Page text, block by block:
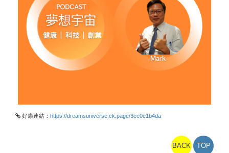
好康連結： https://dreamsuniverse.ck.page/3ee0e1b4da
BACK TOP